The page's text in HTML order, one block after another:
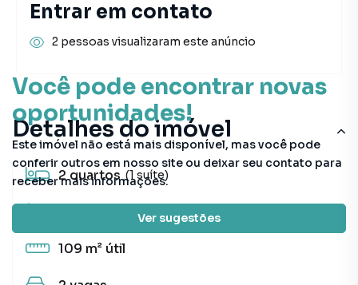
Você pode encontrar novas
oportunidades!
Este imóvel não está mais disponível, mas você pode
conferir outros em nosso site ou deixar seu contato para
receber mais informações.
Ver sugestões
Detalhes do imóvel
2quartos (1 suíte)
109 m² útil
Entrar em contato
2 pessoas visualizaram este anúncio